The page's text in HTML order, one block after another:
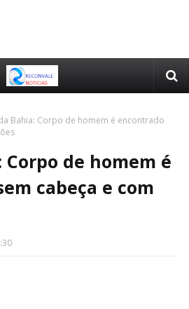
Bahia: Corpo de homem é encontrado
Corpo de homem é
cabeça e com